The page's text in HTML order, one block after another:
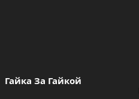
Гайка За Гайкой